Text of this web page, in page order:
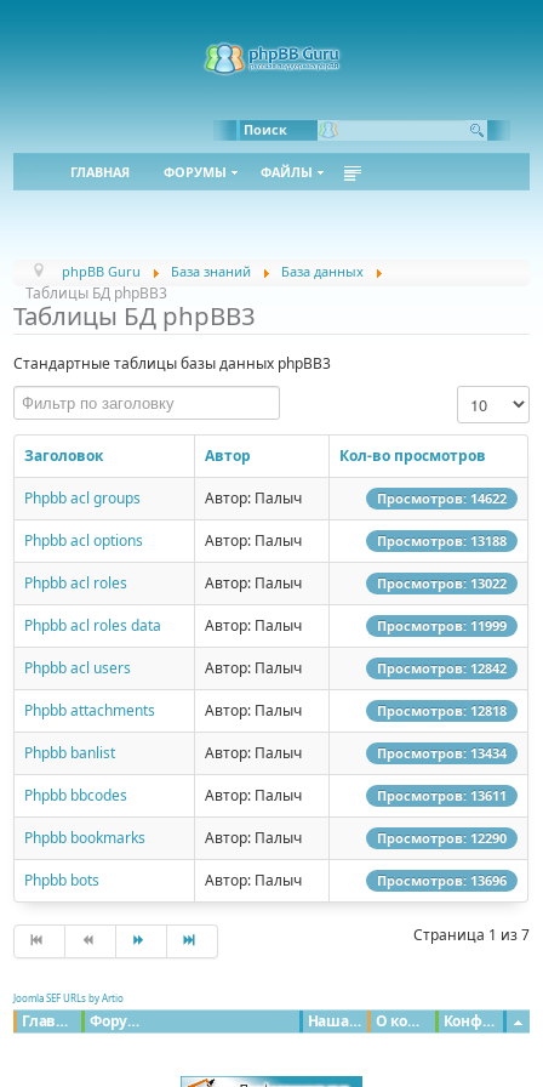
Поиск
ГЛАВНАЯ ФОРУМЫ ФАЙЛЫ
phpBB Guru База знаний База данных
Таблицы БД phpBB3
Таблицы БД phpBB3
Cтандартные таблицы базы данных phpBB3
Фильтр по заголовку Кол-во
Заголовок Автор Кол-во просмотров
Phpbb acl groups Автор: Палыч Просмотров: 14622
Phpbb acl options Автор: Палыч Просмотров: 13188
Phpbb acl roles Автор: Палыч Просмотров: 13022
Phpbb acl roles data Автор: Палыч Просмотров: 11999
Phpbb acl users Автор: Палыч Просмотров: 12842
Phpbb attachments Автор: Палыч Просмотров: 12818
Phpbb banlist Автор: Палыч Просмотров: 13434
Phpbb bbcodes Автор: Палыч Просмотров: 13611
Phpbb bookmarks Автор: Палыч Просмотров: 12290
Phpbb bots Автор: Палыч Просмотров: 13696
Страница 1 из 7
Joomla SEF URLs by Artio
Главная Форумы Конфиденциальность
О команде
Наша команда